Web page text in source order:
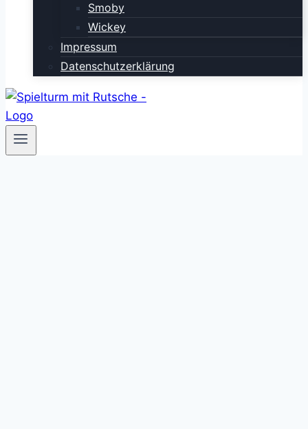
Smoby
Wickey
Impressum
Datenschutzerklärung